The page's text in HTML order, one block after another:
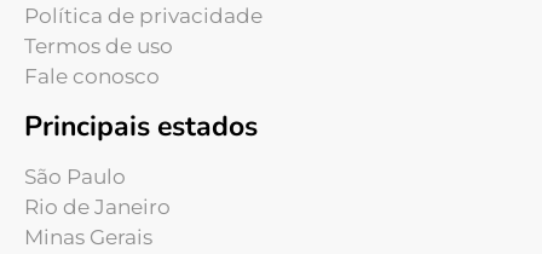
Política de privacidade
Termos de uso
Fale conosco
Principais estados
São Paulo
Rio de Janeiro
Minas Gerais